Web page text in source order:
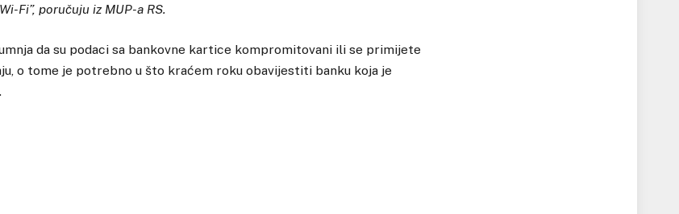
Fi”, poručuju iz MUP-a RS.
da su podaci sa bankovne kartice kompromitovani ili se primijete
o tome je potrebno u što kraćem roku obavijestiti banku koja je